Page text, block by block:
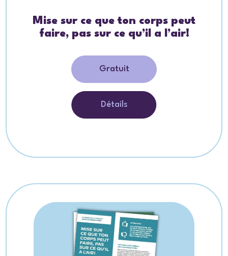
Mise sur ce que ton corps peut
faire, pas sur ce qu’il a l’air!
Gratuit
Détails